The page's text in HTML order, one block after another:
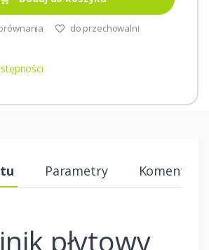
do przechowalni
Parametry
płytowy